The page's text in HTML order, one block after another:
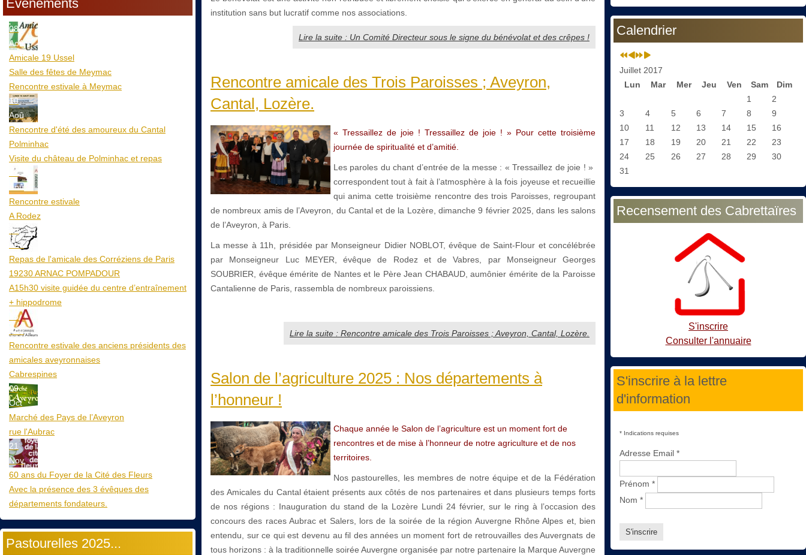
Evenements
08
Aoû
Amicale 19 Ussel
Salle des fêtes de Meymac
Rencontre estivale à Meymac
10
Aoû
Rencontre d'été des amoureux du Cantal
Polminhac
Visite du château de Polminhac et repas
12
Aoû
Rencontre estivale
A Rodez
23
Aoû
Repas de l'amicale des Corréziens de Paris
19230 ARNAC POMPADOUR
A15h30 visite guidée du centre d’entraînement
+ hippodrome
25
Aoû
Rencontre estivale des anciens présidents des
amicales aveyronnaises
Cabrespines
09
Oct
Marché des Pays de l’Aveyron
rue l'Aubrac
21
Nov
60 ans du Foyer de la Cité des Fleurs
Avec la présence des 3 évêques des
départements fondateurs.
Pastourelles 2025...
institution sans but lucratif comme nos associations.
Lire la suite : Un Comité Directeur sous le signe du bénévolat et des crêpes !
Rencontre amicale des Trois Paroisses ; Aveyron,
Cantal, Lozère.
« Tressaillez de joie ! Tressaillez de joie ! » Pour cette troisième
journée de spiritualité et d’amitié.
Les paroles du chant d’entrée de la messe : « Tressaillez de joie ! »
correspondent tout à fait à l’atmosphère à la fois joyeuse et recueillie
qui anima cette troisième rencontre des trois Paroisses, regroupant
de nombreux amis de l’Aveyron, du Cantal et de la Lozère, dimanche 9 février 2025, dans les salons
de l’Aveyron, à Paris.
La messe à 11h, présidée par Monseigneur Didier NOBLOT, évêque de Saint-Flour et concélébrée
par Monseigneur Luc MEYER, évêque de Rodez et de Vabres, par Monseigneur Georges
SOUBRIER, évêque émérite de Nantes et le Père Jean CHABAUD, aumônier émérite de la Paroisse
Cantalienne de Paris, rassembla de nombreux paroissiens.
Lire la suite : Rencontre amicale des Trois Paroisses ; Aveyron, Cantal, Lozère.
Salon de l’agriculture 2025 : Nos départements à
l’honneur !
Chaque année le Salon de l’agriculture est un moment fort de
rencontres et de mise à l’honneur de notre agriculture et de nos
territoires.
Nos pastourelles, les membres de notre équipe et de la Fédération
des Amicales du Cantal étaient présents aux côtés de nos partenaires et dans plusieurs temps forts
de nos régions : Inauguration du stand de la Lozère Lundi 24 février, sur le ring à l’occasion des
concours des races Aubrac et Salers, lors de la soirée de la région Auvergne Rhône Alpes et, bien
entendu, sur ce qui est devenu au fil des années un moment fort de retrouvailles des Auvergnats de
tous horizons : à la traditionnelle soirée Auvergne organisée par notre partenaire la Marque Auvergne
Calendrier
Juillet 2017
Lun
Mar Mer Jeu Ven Sam
Dim
1
2
3
4 5 6 7 8
9
10
11 12 13 14 15
16
17
18 19 20 21 22
23
24
25 26 27 28 29
30
31
Recensement des Cabrettaïres
S'inscrire
Consulter l'annuaire
S'inscrire à la lettre
d'information
* Indications requises
Adresse Email *
Prénom *
Nom *